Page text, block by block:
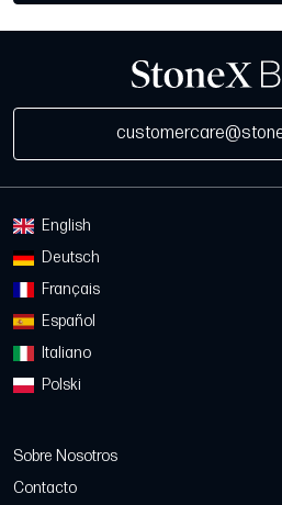
English
Deutsch
Français
Español
Italiano
Polski
Sobre Nosotros
Contacto